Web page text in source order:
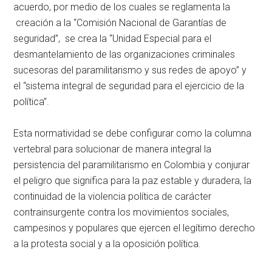
acuerdo, por medio de los cuales se reglamenta la
creación a la “Comisión Nacional de Garantías de
seguridad”, se crea la “Unidad Especial para el
desmantelamiento de las organizaciones criminales
sucesoras del paramilitarismo y sus redes de apoyo” y
el “sistema integral de seguridad para el ejercicio de la
política”.
Esta normatividad se debe configurar como la columna
vertebral para solucionar de manera integral la
persistencia del paramilitarismo en Colombia y conjurar
el peligro que significa para la paz estable y duradera, la
continuidad de la violencia política de carácter
contrainsurgente contra los movimientos sociales,
campesinos y populares que ejercen el legítimo derecho
a la protesta social y a la oposición política.